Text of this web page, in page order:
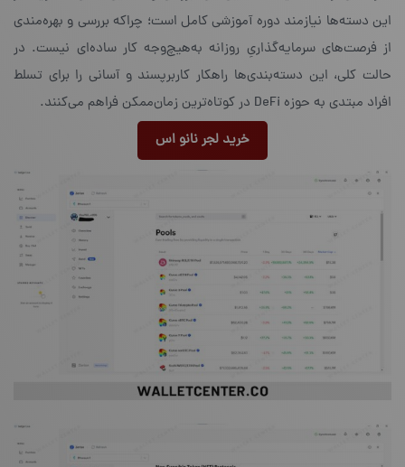
این دسته‌ها نیازمند دوره‌ آموزشی کامل است؛ چراکه بررسی و بهره‌مندی
از فرصت‌های سرمایه‌گذاریِ روزانه به‌هیچ‌وجه کار ساده‌ای نیست. در
حالت کلی، این دسته‌بندی‌ها راهکار کاربرپسند و آسانی را برای تسلط
افراد مبتدی به حوزه‌ DeFi در کوتاه‌ترین زمان‌ممکن فراهم می‌کنند.
خرید لجر نانو اس